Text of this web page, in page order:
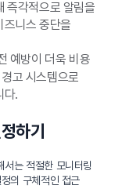
즉각적으로 알림을
즈니스 중단을
예방이 더욱 비용
고 시스템으로
다.
하기
는 적절한 모니터링
의 구체적인 접근